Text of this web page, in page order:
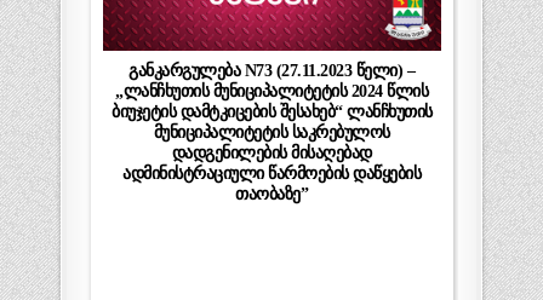
განკარგულება N73 (27.11.2023 წელი) –
„ლანჩხუთის მუნიციპალიტეტის 2024 წლის
ბიუჯეტის დამტკიცების შესახებ“ ლანჩხუთის
მუნიციპალიტეტის საკრებულოს
დადგენილების მისაღებად
ადმინისტრაციული წარმოების დაწყების
თაობაზე”